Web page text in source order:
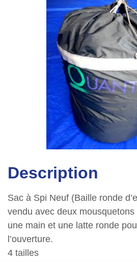
Description
Sac à Spi Neuf (Baille ronde
vendu avec deux mousquetons
une main et une latte ronde
l’ouverture.
4 tailles